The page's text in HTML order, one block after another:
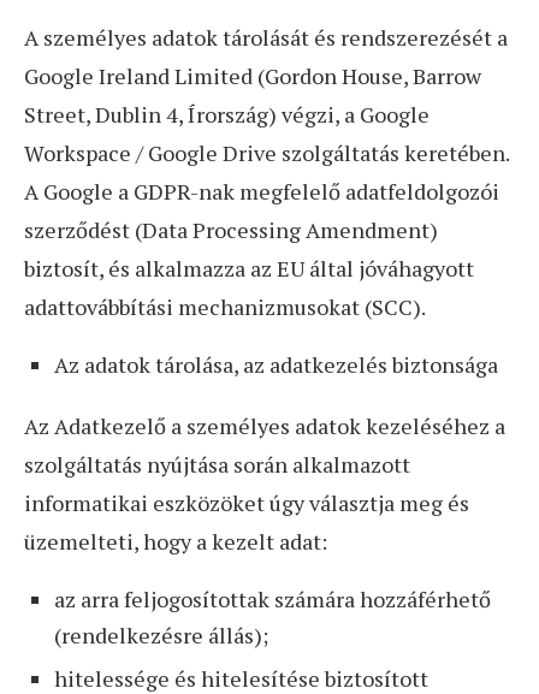
A személyes adatok tárolását és rendszerezését a
Google Ireland Limited (Gordon House, Barrow
Street, Dublin 4, Írország) végzi, a Google
Workspace / Google Drive szolgáltatás keretében.
A Google a GDPR-nak megfelelő adatfeldolgozói
szerződést (Data Processing Amendment)
biztosít, és alkalmazza az EU által jóváhagyott
adattovábbítási mechanizmusokat (SCC).
Az adatok tárolása, az adatkezelés biztonsága
Az Adatkezelő a személyes adatok kezeléséhez a
szolgáltatás nyújtása során alkalmazott
informatikai eszközöket úgy választja meg és
üzemelteti, hogy a kezelt adat:
az arra feljogosítottak számára hozzáférhető
(rendelkezésre állás);
hitelessége és hitelesítése biztosított